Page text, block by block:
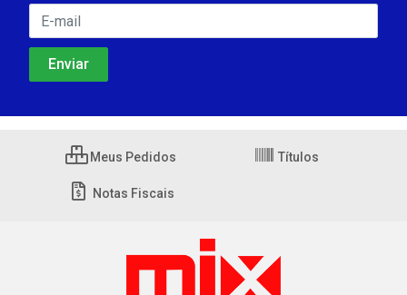
Meus Pedidos Títulos
Notas Fiscais